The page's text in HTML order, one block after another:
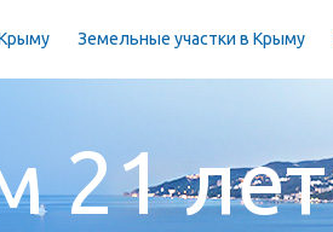
Земельные участки в Крыму
21 лет